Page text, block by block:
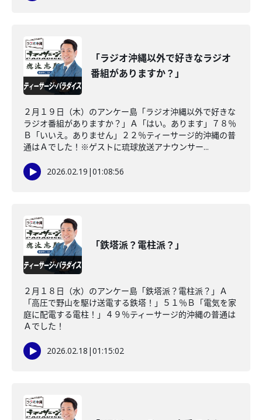
「ラジオ沖縄以外で好きなラジオ
番組がありますか？」
２月１９日（木）のアンケー島「ラジオ沖縄以外で好きな
ラジオ番組がありますか？」Ａ「はい。あります」７８％
Ｂ「いいえ。ありません」２２％ティーサージ的沖縄の普
通はＡでした！※ゲストに琉球放送アナウンサー...
2026.02.19 |01:08:56
「鉄塔派？電柱派？」
２月１８日（水）のアンケー島「鉄塔派？電柱派？」Ａ
「高圧で野山を駆け送電する鉄塔！」５１％Ｂ「電気を家
庭に配電する電柱！」４９％ティーサージ的沖縄の普通は
Ａでした！
2026.02.18 |01:15:02